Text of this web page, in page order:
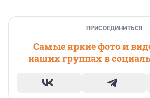
ПРИСОЕДИНИТЬСЯ
Самые яркие фото и
наших группах в